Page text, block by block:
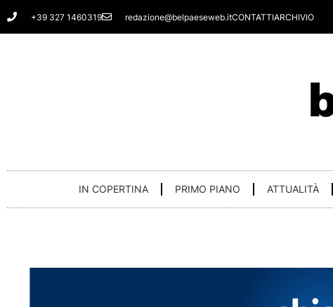
Vai
al
+39 327 1460319 redazione@belpaeseweb.itCONTATTIARCHIVIO
IN COPERTINA PRIMO PIANO ATTUALITÀ